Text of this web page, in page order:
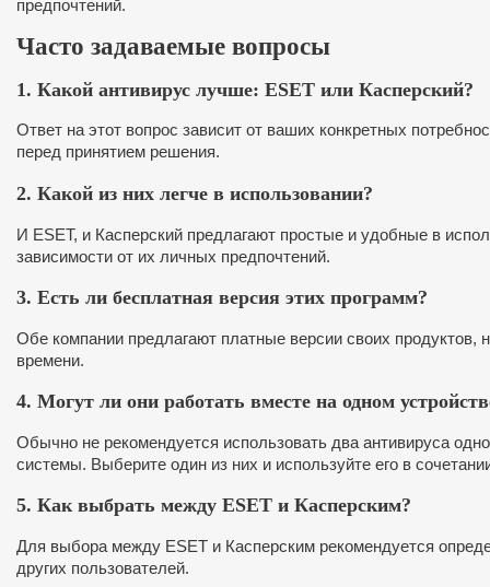
предпочтений.
Часто задаваемые вопросы
1. Какой антивирус лучше: ESET или Касперский?
Ответ на этот вопрос зависит от ваших конкретных
перед принятием решения.
2. Какой из них легче в использовании?
И ESET, и Касперский предлагают простые и удобные в
зависимости от их личных предпочтений.
3. Есть ли бесплатная версия этих программ?
Обе компании предлагают платные версии своих
времени.
4. Могут ли они работать вместе на одном
Обычно не рекомендуется использовать два антивируса
системы. Выберите один из них и используйте его в
5. Как выбрать между ESET и Касперским?
Для выбора между ESET и Касперским рекомендуется
других пользователей.